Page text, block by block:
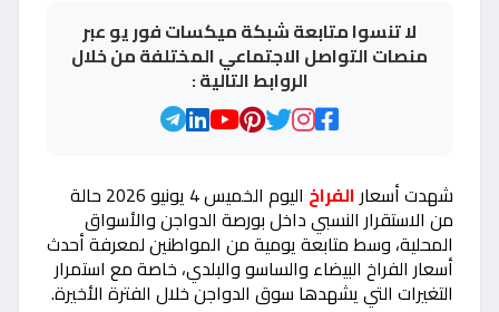
لا تنسوا متابعة شبكة ميكسات فور يو عبر
منصات التواصل الاجتماعي المختلفة من خلال
الروابط التالية :
شهدت أسعارالفراخ اليوم الخميس 4 يونيو 2026 حالة
من الاستقرار النسبي داخل بورصة الدواجن والأسواق
المحلية، وسط متابعة يومية من المواطنين لمعرفة أحدث
أسعار الفراخ البيضاء والساسو والبلدي، خاصة مع استمرار
التغيرات التي يشهدها سوق الدواجن خلال الفترة الأخيرة.